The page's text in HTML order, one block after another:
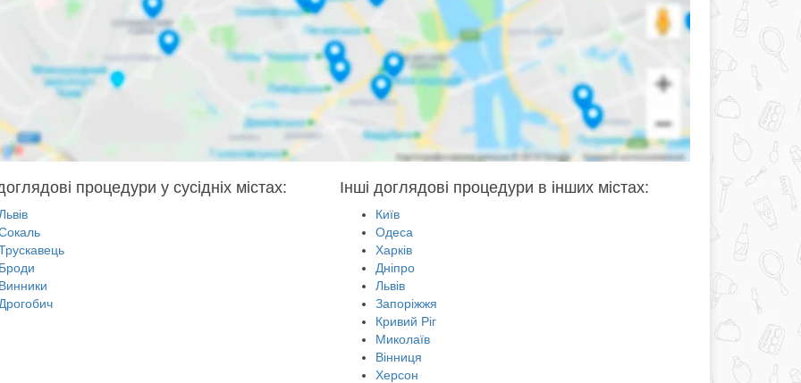
процедури у сусідніх містах: Інші доглядові процедури в інших містах:
Київ
Одеса
Харків
Дніпро
Львів
Запоріжжя
Кривий Ріг
Миколаїв
Вінниця
Херсон